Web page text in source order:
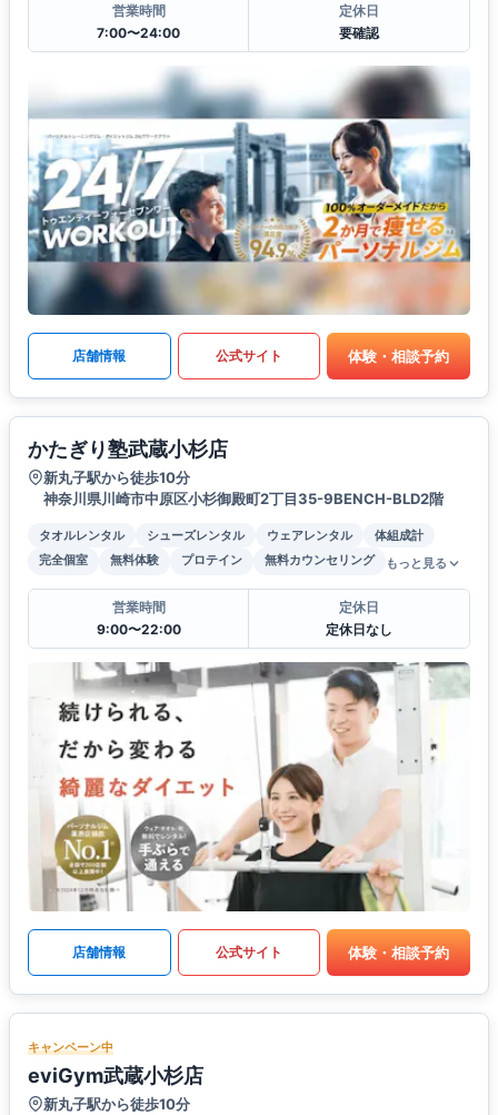
営業時間
7:00〜24:00
定休日
要確認
店舗情報 公式サイト 体験・相談予約
かたぎり塾武蔵小杉店
新丸子駅から徒歩10分
神奈川県川崎市中原区小杉御殿町2丁目35-9BENCH-BLD2階
タオルレンタル シューズレンタル ウェアレンタル
体組成計
完全個室
無料体験 プロテイン 無料カウンセリング もっと見る
営業時間
9:00〜22:00
定休日
定休日なし
店舗情報 公式サイト 体験・相談予約
キャンペーン中
eviGym武蔵小杉店
新丸子駅から徒歩10分